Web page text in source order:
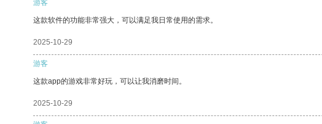
游客
这款软件的功能非常强大，可以满足我日常使用的需求。
2025-10-29
游客
这款app的游戏非常好玩，可以让我消磨时间。
2025-10-29